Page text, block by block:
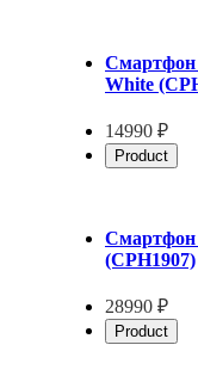
Смартфон
White
14990 ₽
Product
Смартфон
(CPH1907)
28990 ₽
Product